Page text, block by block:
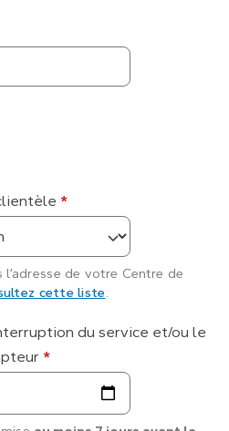
*
de votre Centre de
cette liste
du service et/ou le
*